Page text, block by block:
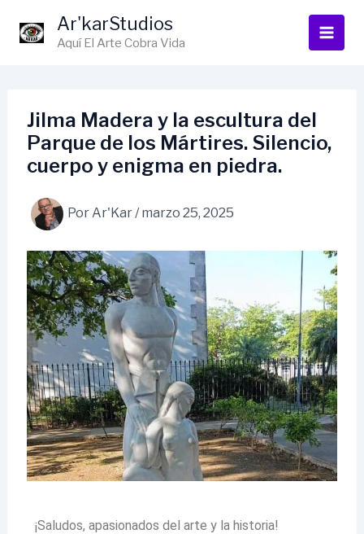
contenido
Ar'karStudios
Aquí El Arte Cobra Vida
Jilma Madera y la escultura del
Parque de los Mártires. Silencio,
cuerpo y enigma en piedra.
PorAr'Kar/marzo 25, 2025
¡Saludos, apasionados del arte y la historia!